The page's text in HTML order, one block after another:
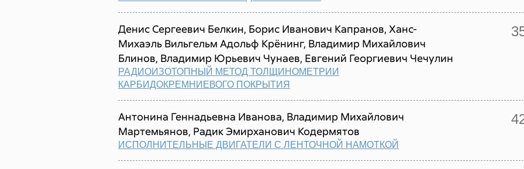
Денис Сергеевич Белкин, Борис Иванович Капранов, Ханс-
Михаэль Вильгельм Адольф Крёнинг, Владимир Михайлович
Блинов, Владимир Юрьевич Чунаев, Евгений Георгиевич Чечулин
РАДИОИЗОТОПНЫЙ МЕТОД ТОЛЩИНОМЕТРИИ
КАРБИДОКРЕМНИЕВОГО ПОКРЫТИЯ
Антонина Геннадьевна Иванова, Владимир Михайлович
Мартемьянов, Радик Эмирханович Кодермятов
ИСПОЛНИТЕЛЬНЫЕ ДВИГАТЕЛИ С ЛЕНТОЧНОЙ НАМОТКОЙ